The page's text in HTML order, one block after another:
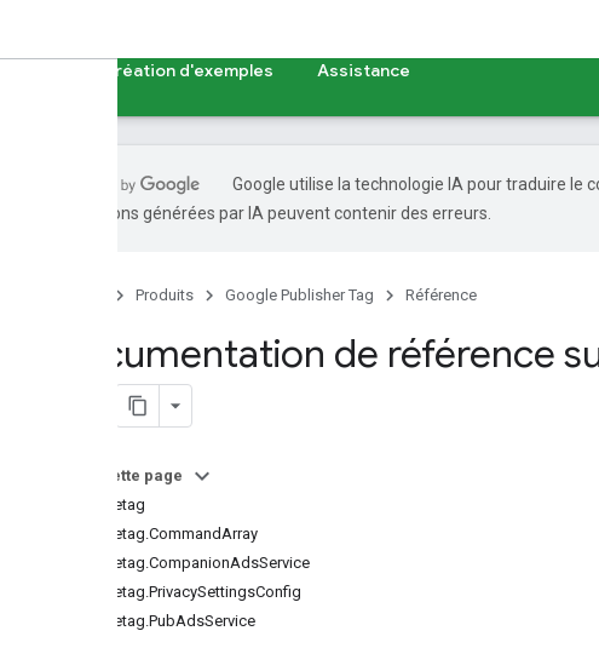
Outil de création d'exemples Assistance
Google utilise la technologie IA pour traduire le
traductions générées par IA peuvent contenir des erreurs.
Produits Google Publisher Tag Référence
Documentation de référence
Sur cette page
googletag
googletag.CommandArray
googletag.CompanionAdsService
googletag.PrivacySettingsConfig
googletag.PubAdsService